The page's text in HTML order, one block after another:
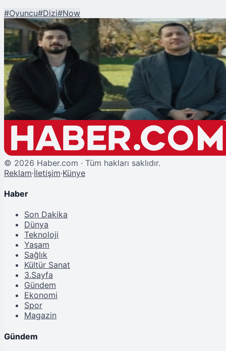
#Oyuncu#Dizi#Now
Yeraltı Dizisine Bomba Bir Transfer Daha!
© 2026 Haber.com · Tüm hakları saklıdır.
Reklam·İletişim·Künye
Haber
Son Dakika
Dünya
Teknoloji
Yaşam
Sağlık
Kültür Sanat
3.Sayfa
Gündem
Ekonomi
Spor
Magazin
Gündem